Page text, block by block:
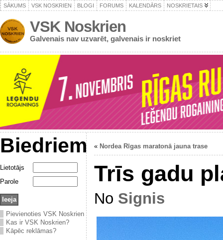
SĀKUMS VSK NOSKRIEN BLOGI FORUMS KALENDĀRS NOSKRIETAIS
VSK Noskrien
Galvenais nav uzvarēt, galvenais ir noskriet
Biedriem
Lietotājs
Parole
Pievienoties VSK Noskrien
Kas ir VSK Noskrien?
Kāpēc reklāmas?
« Nordea Rīgas maratonā jauna trase
Trīs gadu
No Signis